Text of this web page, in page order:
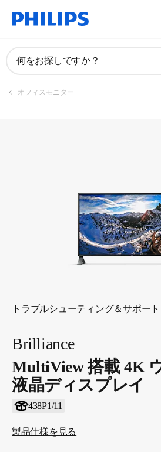
何をお探しですか？
オフィスモニター
トラブルシューティング＆サポート
Brilliance
MultiView 搭載 4K
液晶ディスプレイ
438P1/11
製品仕様を見る
マニュアルとドキュメント